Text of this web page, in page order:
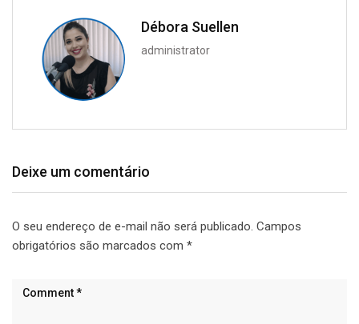
Débora Suellen
administrator
Deixe um comentário
O seu endereço de e-mail não será publicado. Campos
obrigatórios são marcados com *